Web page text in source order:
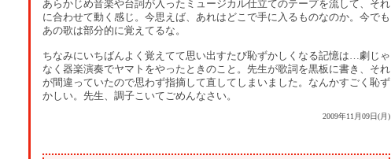
あらかじめ音楽や台詞が入ったミュージカル仕立てのテープを流して、それ
に合わせて動く感じ。今思えば、あれはどこで手に入るものなのか。今でも
あの歌は部分的に覚えてるな。
ちなみにいちばんよく覚えてて思い出すたび恥ずかしくなる記憶は…劇じゃ
なく器楽演奏でヤマトをやったときのこと。先生が歌詞を黒板に書き、それ
が間違っていたので思わず指摘して直してしまいました。なんかすごく恥ず
かしい。先生、調子こいてごめんなさい。
2009年11月09日(月)